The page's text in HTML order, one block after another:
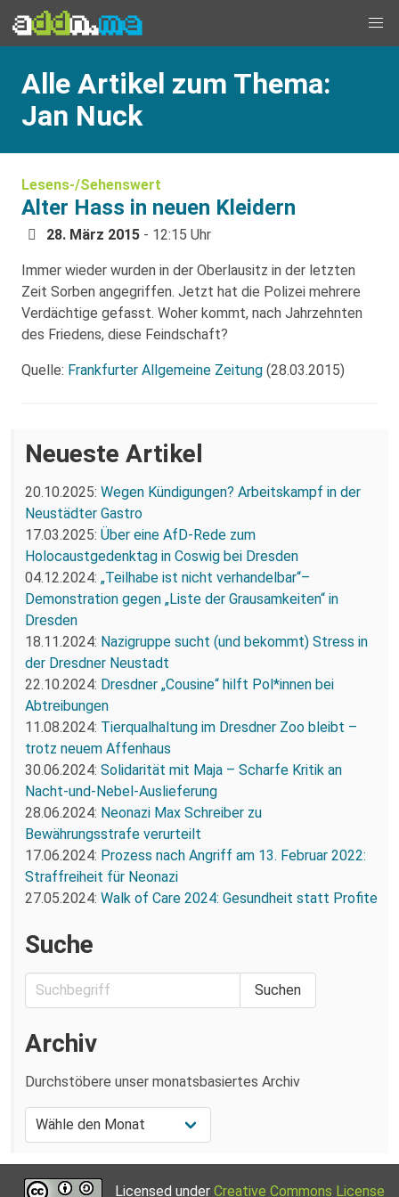
Alle Artikel zum Thema:
Jan Nuck
Lesens-/Sehenswert
Alter Hass in neuen Kleidern
28. März 2015 - 12:15 Uhr
Immer wieder wurden in der Oberlausitz in der letzten
Zeit Sorben angegriffen. Jetzt hat die Polizei mehrere
Verdächtige gefasst. Woher kommt, nach Jahrzehnten
des Friedens, diese Feindschaft?
Quelle: Frankfurter Allgemeine Zeitung (28.03.2015)
Neueste Artikel
20.10.2025: Wegen Kündigungen? Arbeitskampf in der
Neustädter Gastro
17.03.2025: Über eine AfD-Rede zum
Holocaustgedenktag in Coswig bei Dresden
04.12.2024: „Teilhabe ist nicht verhandelbar“–
Demonstration gegen „Liste der Grausamkeiten“ in
Dresden
18.11.2024: Nazigruppe sucht (und bekommt) Stress in
der Dresdner Neustadt
22.10.2024: Dresdner „Cousine“ hilft Pol*innen bei
Abtreibungen
11.08.2024: Tierqualhaltung im Dresdner Zoo bleibt –
trotz neuem Affenhaus
30.06.2024: Solidarität mit Maja – Scharfe Kritik an
Nacht-und-Nebel-Auslieferung
28.06.2024: Neonazi Max Schreiber zu
Bewährungsstrafe verurteilt
17.06.2024: Prozess nach Angriff am 13. Februar 2022:
Straffreiheit für Neonazi
27.05.2024: Walk of Care 2024: Gesundheit statt Profite
Suche
Archiv
Durchstöbere unser monatsbasiertes Archiv
Licensed under Creative Commons License